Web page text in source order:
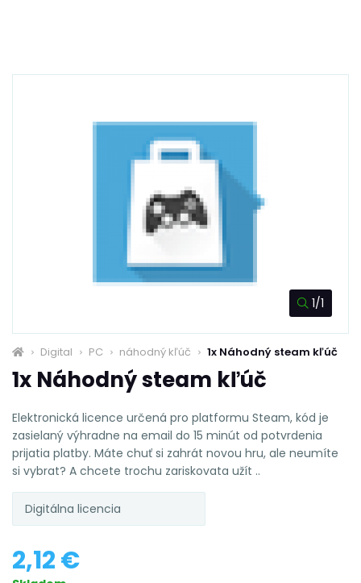
1/1
Digital PC náhodný kľúč 1x Náhodný steam kľúč
1x Náhodný steam kľúč
Elektronická licence určená pro platformu Steam, kód je
zasielaný výhradne na email do 15 minút od potvrdenia
prijatia platby. Máte chuť si zahrát novou hru, ale neumíte
si vybrat? A chcete trochu zariskovata užít ..
Digitálna licencia
2,12 €